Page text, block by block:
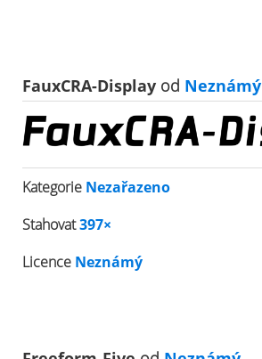
FauxCRA-Display od Neznámý
Kategorie Nezařazeno
Stahovat397×
Licence Neznámý